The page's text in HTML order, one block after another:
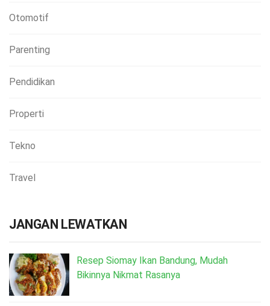
Otomotif
Parenting
Pendidikan
Properti
Tekno
Travel
JANGAN LEWATKAN
Resep Siomay Ikan Bandung, Mudah
Bikinnya Nikmat Rasanya